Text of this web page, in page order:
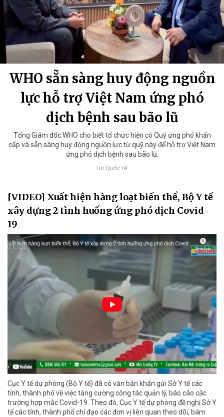
WHO sẵn sàng huy động nguồn
lực hỗ trợ Việt Nam ứng phó
dịch bệnh sau bão lũ
Tổng Giám đốc WHO cho biết tổ chức hiện có Quỹ ứng phó khẩn
cấp và sẵn sàng huy động nguồn lực từ quỹ này để hỗ trợ Việt Nam
ứng phó dịch bệnh sau bão lũ.
Tin Quốc tế
[VIDEO] Xuất hiện hàng loạt biến thể, Bộ Y tế
xây dựng 2 tình huống ứng phó dịch Covid-
19
Cục Y tế dự phòng (Bộ Y tế) đã có văn bản khẩn gửi Sở Y tế các
tỉnh, thành phố về việc tăng cường công tác quản lý, báo cáo các
trường hợp mắc Covid-19. Theo đó, Cục Y tế dự phòng đề nghị Sở Y
tế các tỉnh, thành phố chỉ đạo các đơn vị liên quan theo dõi, bám